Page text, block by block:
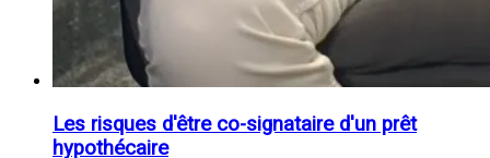
Les risques d'être co-signataire d'un prêt
hypothécaire